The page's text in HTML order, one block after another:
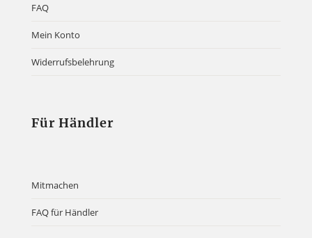
FAQ
Mein Konto
Widerrufsbelehrung
Für Händler
Mitmachen
FAQ für Händler